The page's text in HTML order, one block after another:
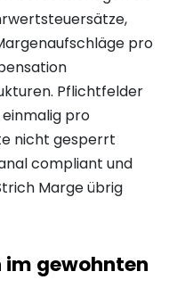
pro
Pflichtfelder
einmalig pro
nicht gesperrt
compliant und
Marge übrig
gewohnten